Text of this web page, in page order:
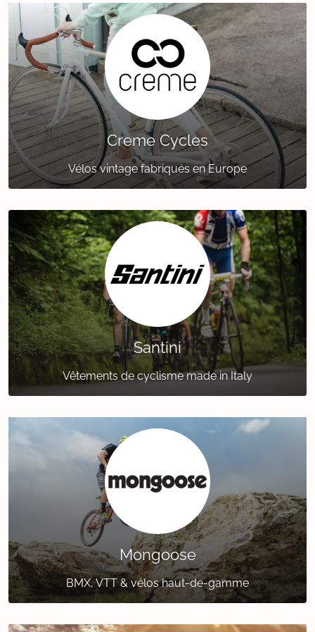
Creme Cycles
Vélos vintage fabriqués en Europe
Santini
Vêtements de cyclisme made in Italy
Mongoose
BMX, VTT & vélos haut-de-gamme